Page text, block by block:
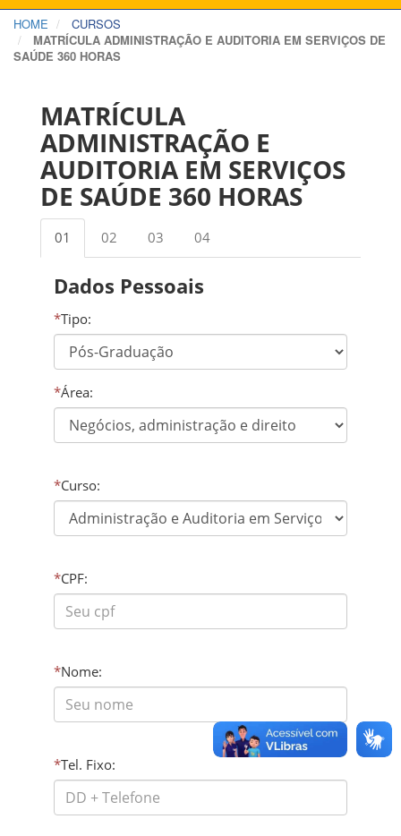
HOME
CURSOS
MATRÍCULA ADMINISTRAÇÃO E AUDITORIA EM SERVIÇOS DE
SAÚDE 360 HORAS
MATRÍCULA
ADMINISTRAÇÃO E
AUDITORIA EM SERVIÇOS
DE SAÚDE 360 HORAS
01 02 03 04
Dados Pessoais
*Tipo:
*Área:
*Curso:
*CPF:
*Nome:
*Tel. Fixo: